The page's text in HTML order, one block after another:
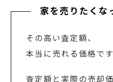
家を売りたくな
その高い査定額、
本当に売れる価格で
査定額と実際の売却価